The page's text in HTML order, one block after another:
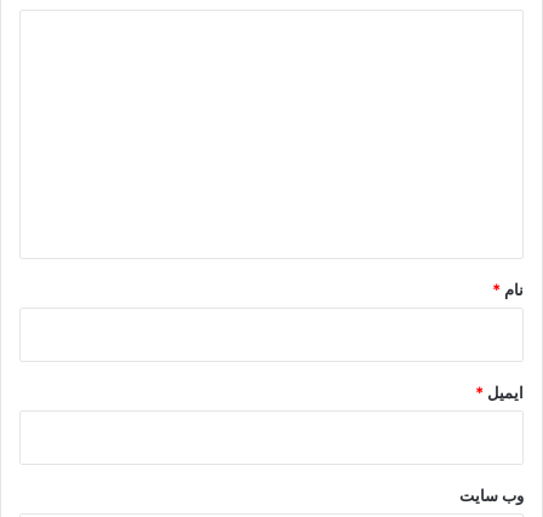
نام *
ایمیل *
وب‌ سایت